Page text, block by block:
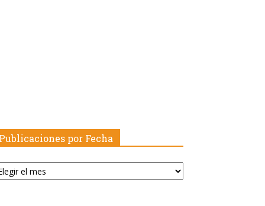
Publicaciones por Fecha